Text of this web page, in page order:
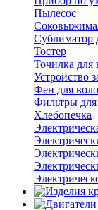
Пылесос
Сублиматор
Тостер
Точилка для
Устройство
Фен для
Фильтры
Хлебопечка